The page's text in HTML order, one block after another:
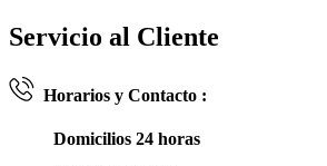
Servicio al Cliente
Horarios y Contacto :
Domicilios 24 horas